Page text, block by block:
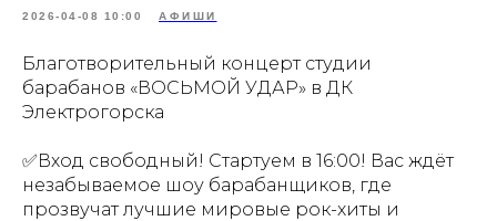
2026-04-08 10:00 АФИШИ
Благотворительный концерт студии
барабанов «ВОСЬМОЙ УДАР» в ДК
Электрогорска
✅Вход свободный! Стартуем в 16:00! Вас ждёт
незабываемое шоу барабанщиков, где
прозвучат лучшие мировые рок-хиты и